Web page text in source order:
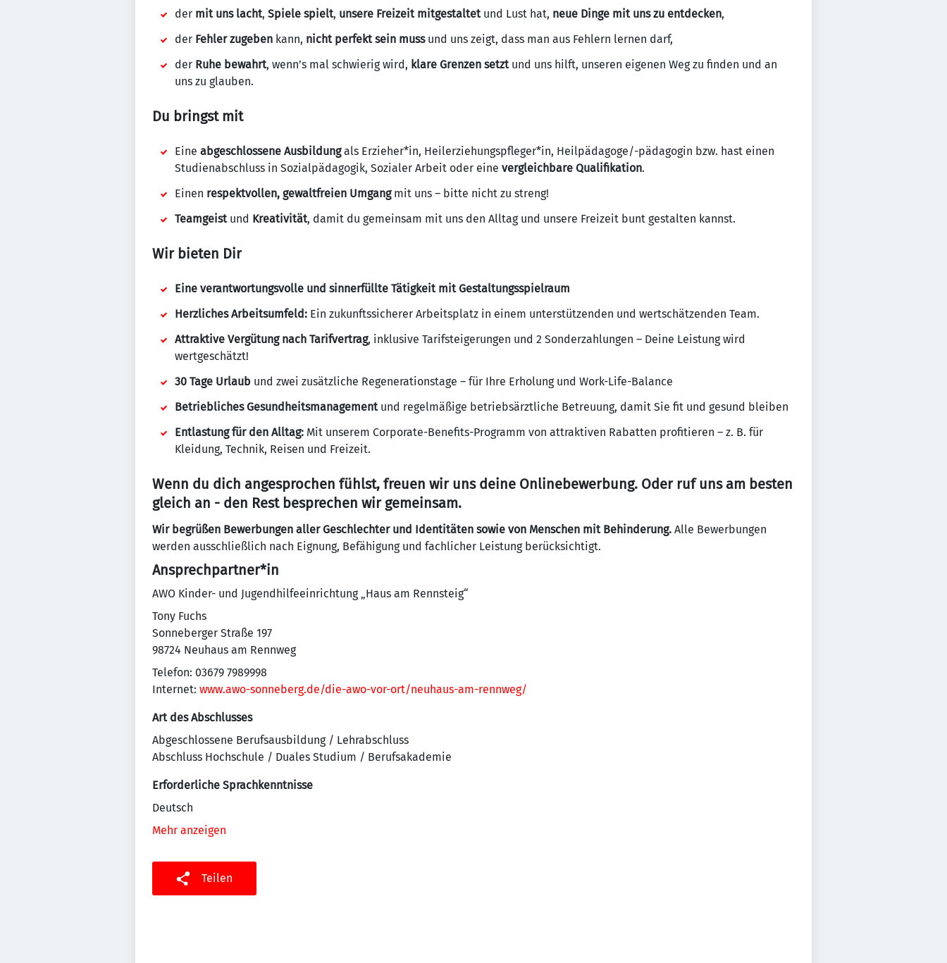
der mit uns lacht, Spiele spielt, unsere Freizeit mitgestaltetund Lust hat, neue Dinge mit uns zu entdecken,
der Fehler zugeben kann, nicht perfekt sein mussund uns zeigt, dass man aus Fehlern lernen darf,
der Ruhe bewahrt, wenn’s mal schwierig wird, klare Grenzen setztund uns hilft, unseren eigenen Weg zu finden und an
uns zu glauben.
Du bringst mit
Eine abgeschlossene Ausbildungals Erzieher*in, Heilerziehungspfleger*in, Heilpädagoge/-pädagogin bzw. hast einen
Studienabschluss in Sozialpädagogik, Sozialer Arbeit oder eine vergleichbare Qualifikation.
Einen respektvollen, gewaltfreien Umgangmit uns – bitte nicht zu streng!
Teamgeistund Kreativität, damit du gemeinsam mit uns den Alltag und unsere Freizeit bunt gestalten kannst.
Wir bieten Dir
Eine verantwortungsvolle und sinnerfüllte Tätigkeit mit Gestaltungsspielraum
Herzliches Arbeitsumfeld: Ein zukunftssicherer Arbeitsplatz in einem unterstützenden und wertschätzenden Team.
Attraktive Vergütung nach Tarifvertrag, inklusive Tarifsteigerungen und 2 Sonderzahlungen – Deine Leistung wird
wertgeschätzt!
30 Tage Urlaub und zwei zusätzliche Regenerationstage – für Ihre Erholung und Work-Life-Balance
Betriebliches Gesundheitsmanagement und regelmäßige betriebsärztliche Betreuung, damit Sie fit und gesund bleiben
Entlastung für den Alltag: Mit unserem Corporate-Benefits-Programm von attraktiven Rabatten profitieren – z. B. für
Kleidung, Technik, Reisen und Freizeit.
Wenn du dich angesprochen fühlst, freuen wir uns deine Onlinebewerbung. Oder ruf uns am besten
gleich an - den Rest besprechen wir gemeinsam.
Wir begrüßen Bewerbungen aller Geschlechter und Identitäten sowie von Menschen mit Behinderung. Alle Bewerbungen
werden ausschließlich nach Eignung, Befähigung und fachlicher Leistung berücksichtigt.
Ansprechpartner*in
AWO Kinder- und Jugendhilfeeinrichtung „Haus am Rennsteig“
Tony Fuchs
Sonneberger Straße 197
98724 Neuhaus am Rennweg
Telefon: 03679 7989998
Internet: www.awo-sonneberg.de/die-awo-vor-ort/neuhaus-am-rennweg/
Art des Abschlusses
Abgeschlossene Berufsausbildung / Lehrabschluss
Abschluss Hochschule / Duales Studium / Berufsakademie
Erforderliche Sprachkenntnisse
Deutsch
Mehr anzeigen
Teilen